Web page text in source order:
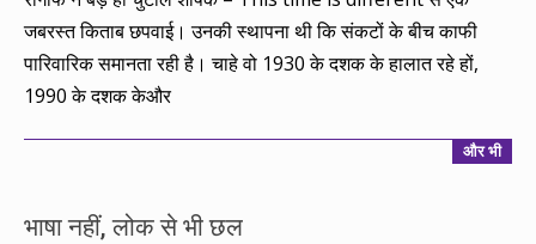
जबरस्त किताब छपवाई। उनकी स्थापना थी कि संकटों के बीच काफी
पारिवारिक समानता रही है। चाहे वो 1930 के दशक के हालात रहे हों,
1990 के दशक केऔर
और भी
भाषा नहीं, लोक से भी छल